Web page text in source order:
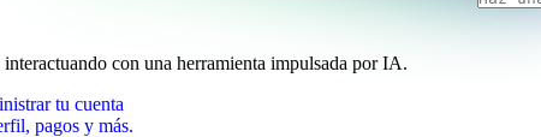
interactuando con una herramienta impulsada por IA.
tu cuenta
pagos y más.